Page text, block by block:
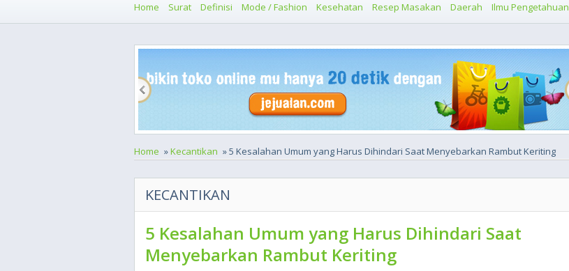
Home Surat Definisi Mode / Fashion Kesehatan Resep Masakan Daerah Ilmu Pengetahuan
Home »Kecantikan » 5 Kesalahan Umum yang Harus Dihindari Saat Menyebarkan Rambut Keriting
KECANTIKAN
5 Kesalahan Umum yang Harus Dihindari Saat
Menyebarkan Rambut Keriting